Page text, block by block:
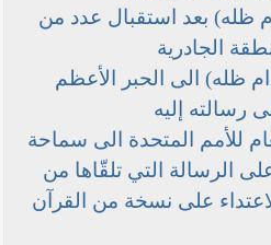
ظله) بعد استقبال عدد من
الجادرية
ظله) الى الحبر الأعظم
رسالته إليه
للأمم المتحدة الى سماحة
الرسالة التي تلقّاها من
على نسخة من القرآن